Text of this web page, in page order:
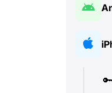
🔑
🔑